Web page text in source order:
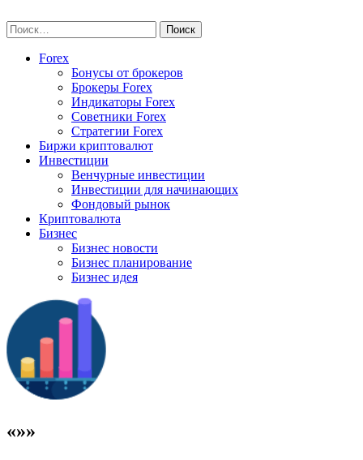
to
content
Найти:
Forex
Бонусы от брокеров
Брокеры Forex
Индикаторы Forex
Советники Forex
Стратегии Forex
Биржи криптовалют
Инвестиции
Венчурные инвестиции
Инвестиции для начинающих
Фондовый рынок
Криптовалюта
Бизнес
Бизнес новости
Бизнес планирование
Бизнес идея
«»»